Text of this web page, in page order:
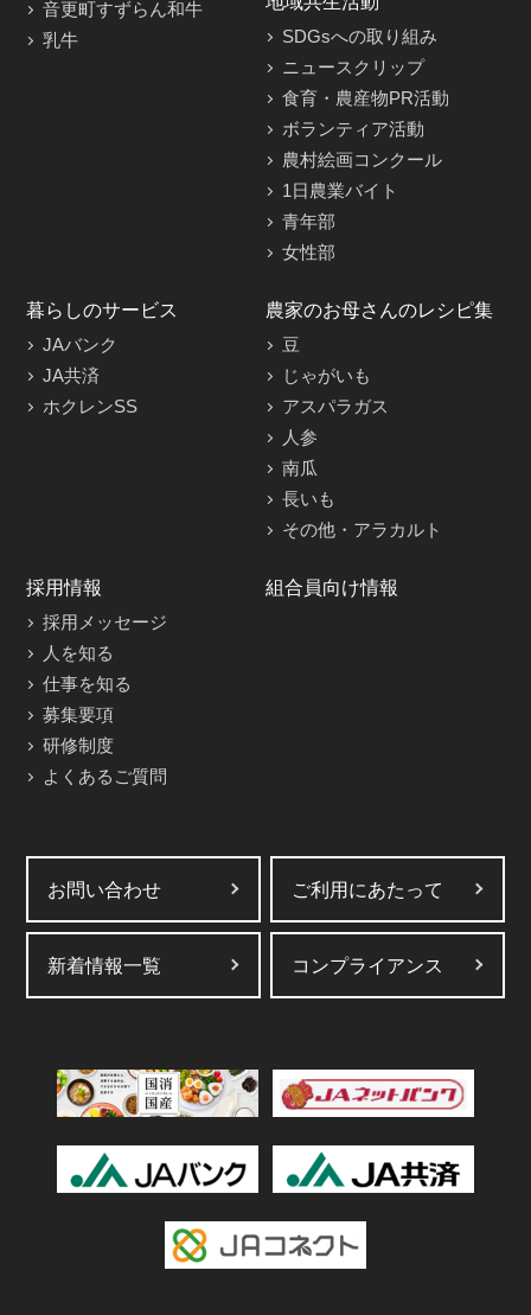
音更町すずらん和牛
乳牛
SDGsへの取り組み
ニュースクリップ
食育・農産物PR活動
ボランティア活動
農村絵画コンクール
1日農業バイト
青年部
女性部
暮らしのサービス
JAバンク
JA共済
ホクレンSS
農家のお母さんのレシピ集
豆
じゃがいも
アスパラガス
人参
南瓜
長いも
その他・アラカルト
採用情報
採用メッセージ
人を知る
仕事を知る
募集要項
研修制度
よくあるご質問
組合員向け情報
お問い合わせ ご利用にあたって
新着情報一覧 コンプライアンス